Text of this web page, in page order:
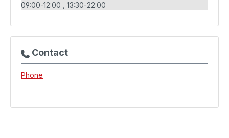
09:00-12:00
13:30-22:00
Contact
Phone